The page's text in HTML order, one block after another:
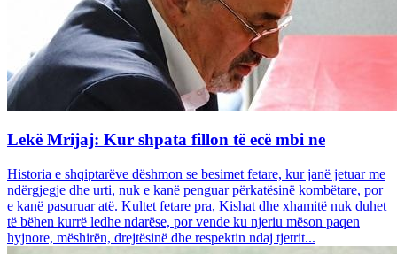
Lekë Mrijaj: Kur shpata fillon të ecë mbi ne
Historia e shqiptarëve dëshmon se besimet fetare, kur janë jetuar me
ndërgjegje dhe urti, nuk e kanë penguar përkatësinë kombëtare, por
e kanë pasuruar atë. Kultet fetare pra, Kishat dhe xhamitë nuk duhet
të bëhen kurrë ledhe ndarëse, por vende ku njeriu mëson paqen
hyjnore, mëshirën, drejtësinë dhe respektin ndaj tjetrit...